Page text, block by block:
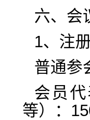
六、会
1、注
普通参
会员
等）：